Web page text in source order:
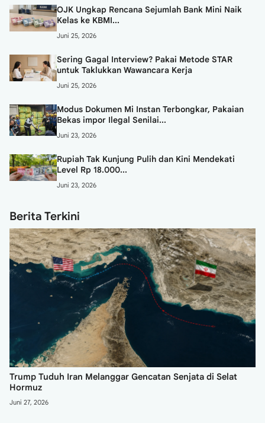
OJK Ungkap Rencana Sejumlah Bank Mini Naik
Kelas ke KBMI...
Juni 25, 2026
Sering Gagal Interview? Pakai Metode STAR
untuk Taklukkan Wawancara Kerja
Juni 25, 2026
Modus Dokumen Mi Instan Terbongkar, Pakaian
Bekas impor Ilegal Senilai...
Juni 23, 2026
Rupiah Tak Kunjung Pulih dan Kini Mendekati
Level Rp 18.000...
Juni 23, 2026
Berita Terkini
Trump Tuduh Iran Melanggar Gencatan Senjata di Selat
Hormuz
Juni 27, 2026